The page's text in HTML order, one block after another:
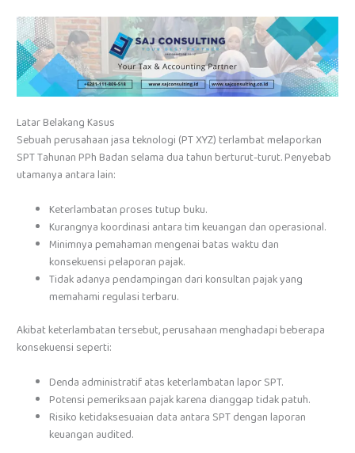
Latar Belakang Kasus
Sebuah perusahaan jasa teknologi (PT XYZ) terlambat melaporkan
SPT Tahunan PPh Badan selama dua tahun berturut-turut. Penyebab
utamanya antara lain:
Keterlambatan proses tutup buku.
Kurangnya koordinasi antara tim keuangan dan operasional.
Minimnya pemahaman mengenai batas waktu dan
konsekuensi pelaporan pajak.
Tidak adanya pendampingan dari konsultan pajak yang
memahami regulasi terbaru.
Akibat keterlambatan tersebut, perusahaan menghadapi beberapa
konsekuensi seperti:
Denda administratif atas keterlambatan lapor SPT.
Potensi pemeriksaan pajak karena dianggap tidak patuh.
Risiko ketidaksesuaian data antara SPT dengan laporan
keuangan audited.